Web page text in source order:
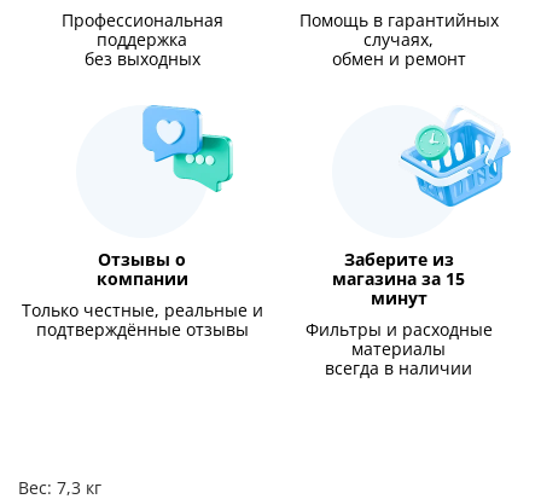
Профессиональная
поддержка
без выходных
Помощь в гарантийных
случаях,
обмен и ремонт
Отзывы о
компании
Только честные, реальные и
подтверждённые отзывы
Заберите из
магазина за 15
минут
Фильтры и расходные
материалы
всегда в наличии
Вес: 7,3 кг